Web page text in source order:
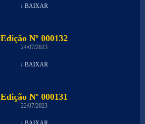
↓ BAIXAR
Edição Nº 000132
24/07/2023
↓ BAIXAR
Edição Nº 000131
22/07/2023